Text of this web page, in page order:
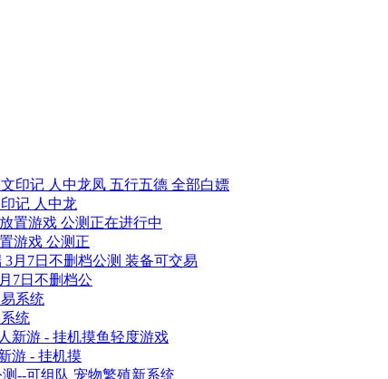
记 人中龙
游戏 公测正
7日不删档公
统
游 - 挂机摸